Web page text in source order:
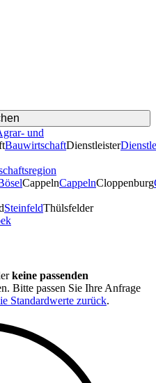
und
BauwirtschaftDienstleister
CappelnCappelnCloppenburg
SteinfeldThülsfelder
keine passenden
Bitte passen Sie Ihre Anfrage
Standardwerte zurück.